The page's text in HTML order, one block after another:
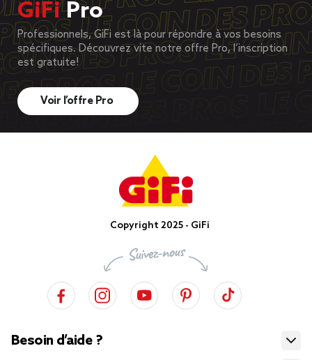
GiFiPro
Professionnels, GiFi est là pour répondre à vos besoins
spécifiques. Découvrez vite notre offre Pro, l’inscription
est gratuite!
Voir l’offre Pro
Copyright 2025 - GiFi
Besoin d’aide ?